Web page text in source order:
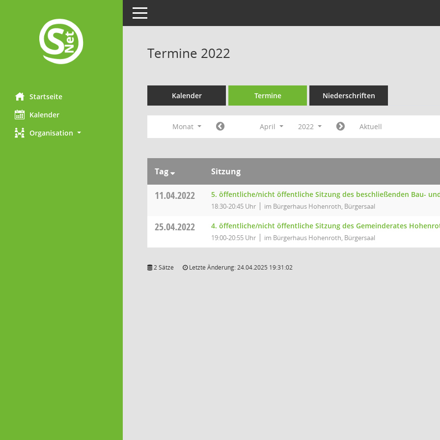
Startseite
Kalender
Organisation
Toggle navigation
Termine 2022
Kalender Termine Niederschriften
Monat April 2022 Aktuell
Tag Sitzung
11.04.2022 5. öffentliche/nicht öffentliche Sitzung des beschließenden Bau-
18:30-20:45 Uhr im Bürgerhaus Hohenroth, Bürgersaal
25.04.2022 4. öffentliche/nicht öffentliche Sitzung des Gemeinderates
19:00-20:55 Uhr im Bürgerhaus Hohenroth, Bürgersaal
2 Sätze Letzte Änderung: 24.04.2025 19:31:02